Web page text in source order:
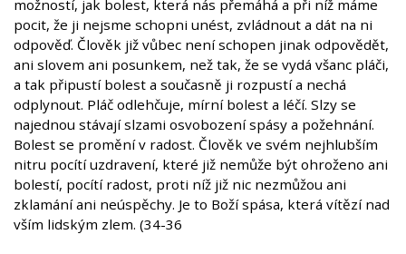
možností, jak bolest, která nás přemáhá a při níž máme
pocit, že ji nejsme schopni unést, zvládnout a dát na ni
odpověď. Člověk již vůbec není schopen jinak odpovědět,
ani slovem ani posunkem, než tak, že se vydá všanc pláči,
a tak připustí bolest a současně ji rozpustí a nechá
odplynout. Pláč odlehčuje, mírní bolest a léčí. Slzy se
najednou stávají slzami osvobození spásy a požehnání.
Bolest se promění v radost. Člověk ve svém nejhlubším
nitru pocítí uzdravení, které již nemůže být ohroženo ani
bolestí, pocítí radost, proti níž již nic nezmůžou ani
zklamání ani neúspěchy. Je to Boží spása, která vítězí nad
vším lidským zlem. (34-36